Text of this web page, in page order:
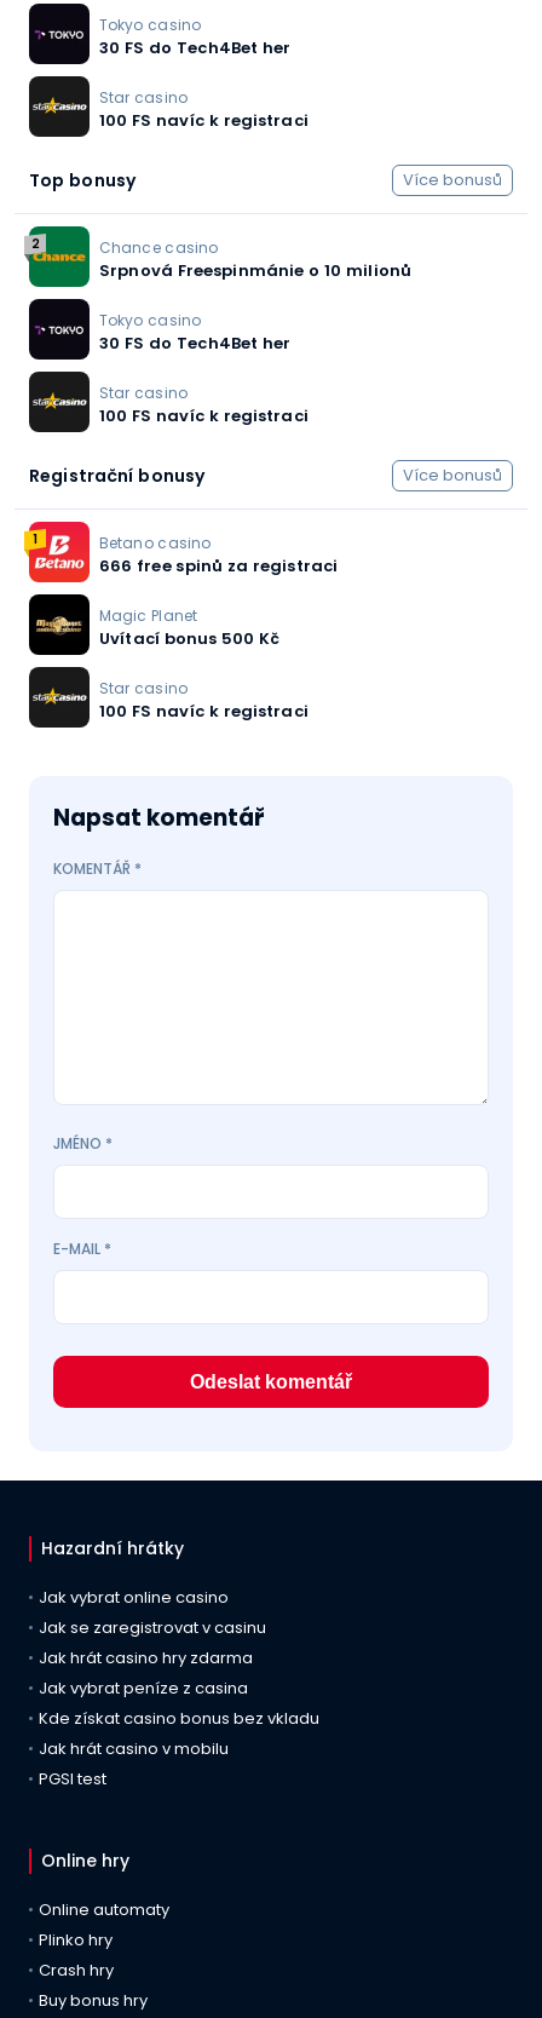
Tokyo casino
30 FS do Tech4Bet her
Star casino
100 FS navíc k registraci
Top bonusy Více bonusů
2 Chance casino
Srpnová Freespinmánie o 10 milionů
Tokyo casino
30 FS do Tech4Bet her
Star casino
100 FS navíc k registraci
Registrační bonusy Více bonusů
1 Betano casino
666 free spinů za registraci
Magic Planet
Uvítací bonus 500 Kč
Star casino
100 FS navíc k registraci
Napsat komentář
KOMENTÁŘ *
JMÉNO *
E-MAIL *
Hazardní hrátky
Jak vybrat online casino
Jak se zaregistrovat v casinu
Jak hrát casino hry zdarma
Jak vybrat peníze z casina
Kde získat casino bonus bez vkladu
Jak hrát casino v mobilu
PGSI test
Online hry
Online automaty
Plinko hry
Crash hry
Buy bonus hry